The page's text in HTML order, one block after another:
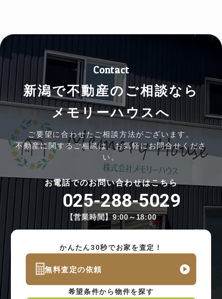
Contact
新潟で不動産のご相談なら
メモリーハウスへ
ご要望に合わせたご相談方法がございます。
不動産に関するご相談は、お気軽にお問合せくださ
い。
お電話でのお問い合わせはこちら
025-288-5029
【営業時間】9:00～18:00
かんたん30秒でお家を査定！
無料査定の依頼
希望条件から物件を探す